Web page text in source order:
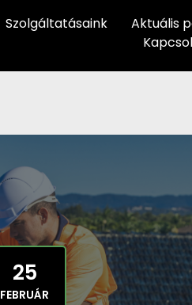
Szolgáltatásaink Aktuális
25
FEBRUÁR